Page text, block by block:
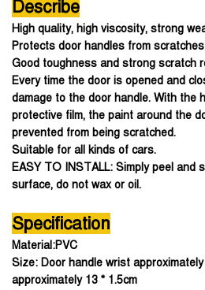
Describe
High quality, high viscosity, strong
Protects door handles from
Good toughness and strong scratch
Every time the door is opened and
damage to the door handle. With the
protective film, the paint around the
prevented from being scratched.
Suitable for all kinds of cars.
EASY TO INSTALL: Simply peel and
surface, do not wax or oil.
Specification
Material:PVC
Size: Door handle wrist approximately
approximately 13 * 1.5cm